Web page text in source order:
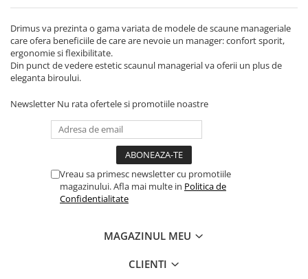
Drimus va prezinta o gama variata de modele de scaune manageriale
care ofera beneficiile de care are nevoie un manager: confort sporit,
ergonomie si flexibilitate.
Din punct de vedere estetic scaunul managerial va oferii un plus de
eleganta biroului.
Newsletter Nu rata ofertele si promotiile noastre
Vreau sa primesc newsletter cu promotiile
magazinului. Afla mai multe in Politica de
Confidentialitate
MAGAZINUL MEU
CLIENTI